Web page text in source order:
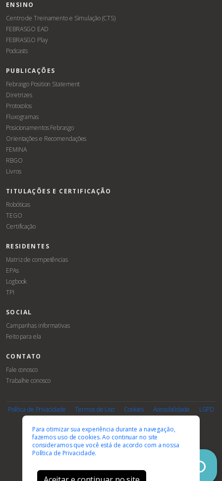
ENSINO
Centro de Treinamento e Simulação (CTS)
FEBRASGO EAD
FEBRASGO Play
Podcasts
PUBLICAÇÕES
Febrasgo Position Statement
Diretrizes
Protocolos
Fluxogramas
Posicionamentos Febrasgo
Orientações e Recomendações
FEMINA
RBGO
Livros
TITULAÇÕES E CERTIFICAÇÃO
Robóticas
TEGO
Certificação
RESIDENTES
Matriz de competências
EPAs
Logbook
TPI
SOCIAL
Campanhas informativas
Feito para ela
CONTATO
Fale conosco
Trabalhe conosco
Política de Privacidade Termos de Uso Cookies Acessibilidade LGPD
PARCEIROS E AFILIAÇÕES
Para otimizar sua experiência durante a navegação,
fazemos uso de cookies. Ao continuar no site
consideramos que você está de acordo com a nossa
Política de Privacidade.